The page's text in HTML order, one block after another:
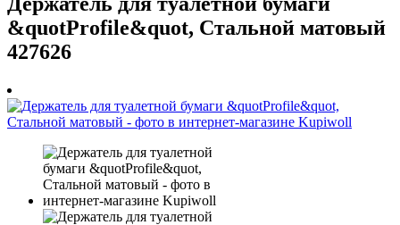
&quotProfile&quot, Стальной матовый
427626